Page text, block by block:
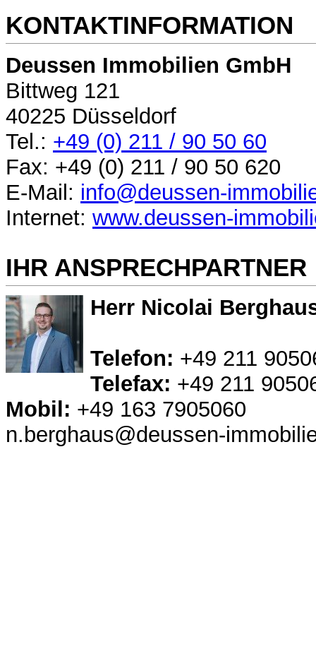
KONTAKTINFORMATION
Deussen Immobilien GmbH
Bittweg 121
40225 Düsseldorf
Tel.: +49 (0) 211 / 90 50 60
Fax: +49 (0) 211 / 90 50 620
E-Mail: info@deussen-
Internet: www.deussen-
IHR ANSPRECHPARTNER
Herr Nicolai
Telefon: +49 211
Telefax: +49 211
Mobil: +49 163 7905060
n.berghaus@deussen-